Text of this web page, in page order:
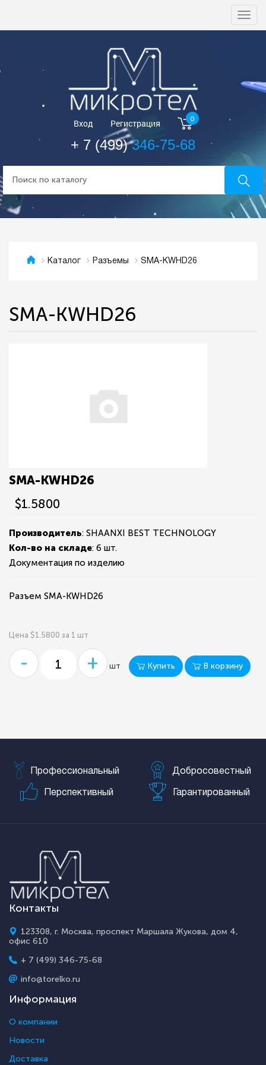
Вход Регистрация 0
+ 7 (499)346-75-68
Каталог Разъемы SMA-KWHD26
SMA-KWHD26
SMA-KWHD26
$1.5800
Производитель: SHAANXI BEST TECHNOLOGY
Кол-во на складе: 6 шт.
Документация по изделию
Разъем SMA-KWHD26
Цена $1.5800 за 1 шт
- + шт Купить В корзину
Профессиональный Добросовестный
Перспективный Гарантированный
Контакты
123308, г. Москва, проспект Маршала Жукова, дом 4,
офис 610
+ 7 (499) 346-75-68
info@torelko.ru
Информация
О компании
Новости
Доставка